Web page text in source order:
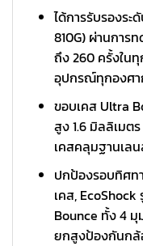
ได้การรับรองระ
810G) ผ่านการ
ถึง 260 ครั้งใน
อุปกรณ์ทุกองศา
ขอบเคส Ultra
สูง 1.6 มิลลิเมต
เคสคลุมฐานเล
ปกป้องรอบทิศท
เคส,
Bounce ทั้ง 4
ยกสูงป้องกันกล้